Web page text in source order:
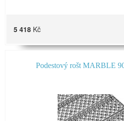
5 418 Kč
Podestový rošt MARBLE